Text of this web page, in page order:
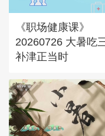
《职场健康课》
20260726 大暑吃
补津正当时